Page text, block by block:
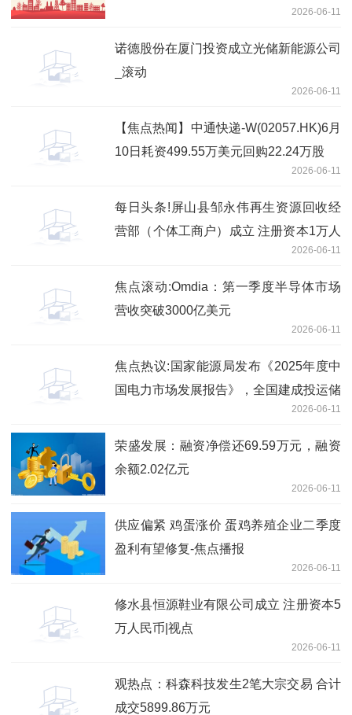
2026-06-11
诺德股份在厦门投资成立光储新能源公司
_滚动
2026-06-11
【焦点热闻】中通快递-W(02057.HK)6月
10日耗资499.55万美元回购22.24万股
2026-06-11
每日头条!屏山县邹永伟再生资源回收经
营部（个体工商户）成立 注册资本1万人
2026-06-11
焦点滚动:Omdia：第一季度半导体市场
营收突破3000亿美元
2026-06-11
焦点热议:国家能源局发布《2025年度中
国电力市场发展报告》，全国建成投运储
2026-06-11
荣盛发展：融资净偿还69.59万元，融资
余额2.02亿元
2026-06-11
供应偏紧 鸡蛋涨价 蛋鸡养殖企业二季度
盈利有望修复-焦点播报
2026-06-11
修水县恒源鞋业有限公司成立 注册资本5
万人民币|视点
2026-06-11
观热点：科森科技发生2笔大宗交易 合计
成交5899.86万元